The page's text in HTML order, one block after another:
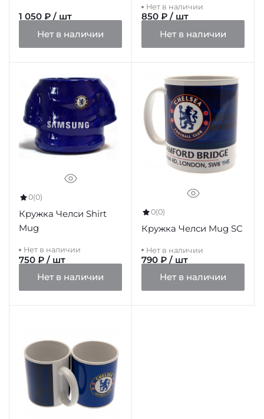
1 050 ₽ / шт
Нет в наличии
Нет в наличии
850 ₽ / шт
Нет в наличии
0(0)
Кружка Челси Shirt
Mug
Нет в наличии
750 ₽ / шт
Нет в наличии
0(0)
Кружка Челси Mug SC
Нет в наличии
790 ₽ / шт
Нет в наличии